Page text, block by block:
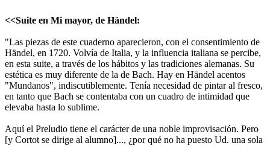
<<Suite en Mi mayor, de Händel:
"Las piezas de este cuaderno aparecieron, con el consentimiento de
Händel, en 1720. Volvía de Italia, y la influencia italiana se percibe,
en esta suite, a través de los hábitos y las tradiciones alemanas. Su
estética es muy diferente de la de Bach. Hay en Händel acentos
"Mundanos", indiscutiblemente. Tenía necesidad de pintar al fresco,
en tanto que Bach se contentaba con un cuadro de intimidad que
elevaba hasta lo sublime.
Aquí el Preludio tiene el carácter de una noble improvisación. Pero
[y Cortot se dirige al alumno]..., ¿por qué no ha puesto Ud. una sola